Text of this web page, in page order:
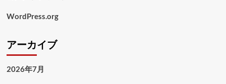
WordPress.org
アーカイブ
2026年7月